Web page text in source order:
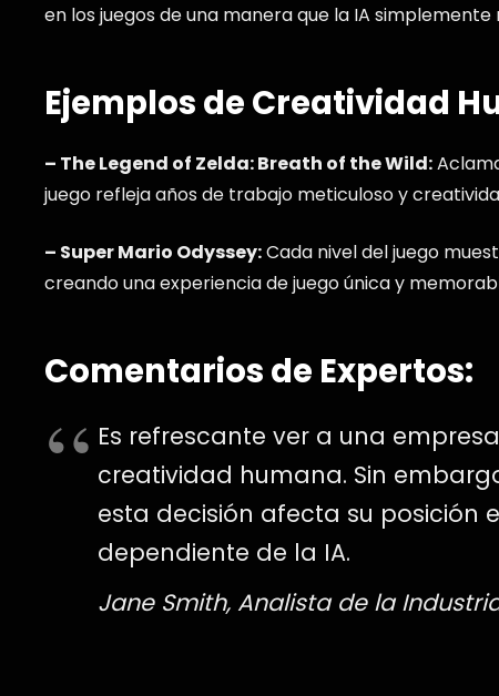
en los juegos de una manera que la IA
Ejemplos de Creatividad
– The Legend of Zelda: Breath of the Wild:
juego refleja años de trabajo meticuloso y
– Super Mario Odyssey:Cada nivel del juego
creando una experiencia de juego única y
Comentarios de Expertos:
Es refrescante ver a una
creatividad humana. Sin
esta decisión afecta su posición
dependiente de la IA.
Jane Smith, Analista de la